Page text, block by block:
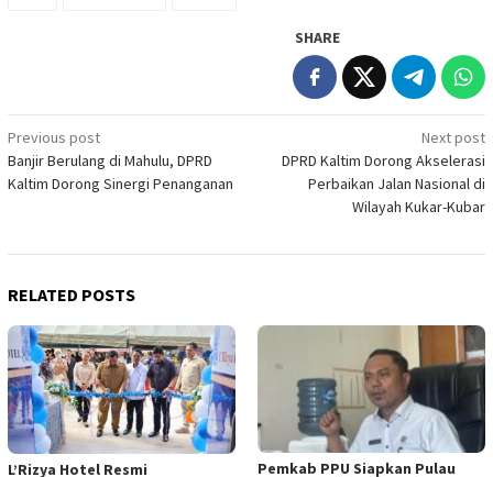
SHARE
Post
navigation
Previous post
Banjir Berulang di Mahulu, DPRD
Kaltim Dorong Sinergi Penanganan
Next post
DPRD Kaltim Dorong Akselerasi
Perbaikan Jalan Nasional di
Wilayah Kukar-Kubar
RELATED POSTS
L’Rizya Hotel Resmi
Pemkab PPU Siapkan Pulau